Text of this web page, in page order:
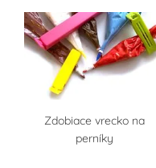
Zdobiace vrecko na
perníky